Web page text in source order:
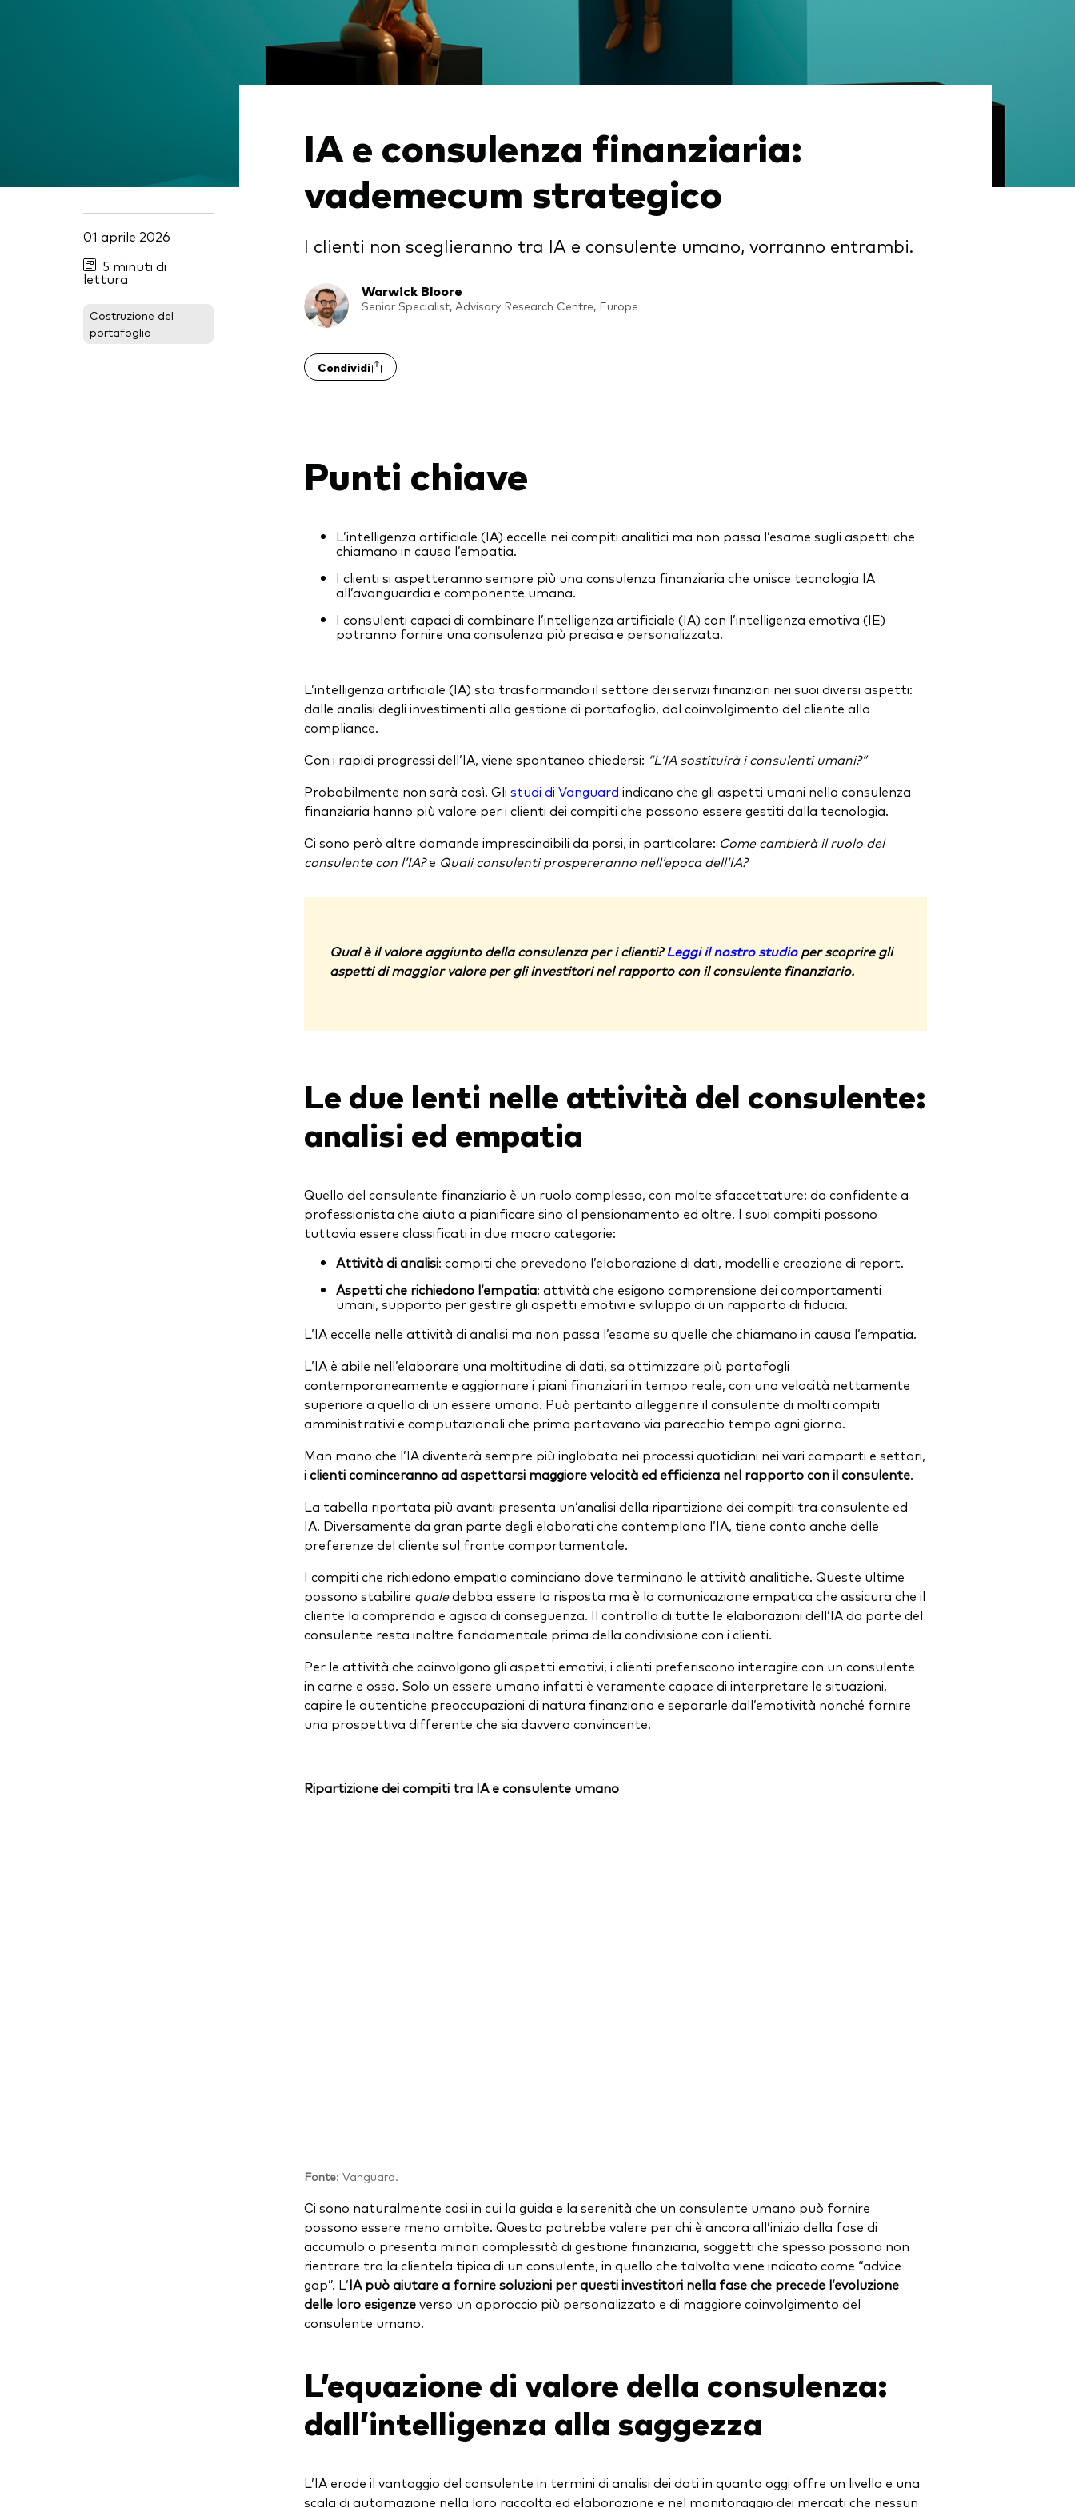
attiva
Portafogli Modello
Mercato monetario
01 aprile 2026
5 minuti di
lettura
Costruzione del
portafoglio
IA e consulenza finanziaria:
vademecum strategico
I clienti non sceglieranno tra IA e consulente umano, vorranno entrambi.
Warwick Bloore
Senior Specialist, Advisory Research Centre, Europe
Condividi
Punti chiave
L’intelligenza artificiale (IA) eccelle nei compiti analitici ma non passa l’esame sugli aspetti che
chiamano in causa l’empatia.
I clienti si aspetteranno sempre più una consulenza finanziaria che unisce tecnologia IA
all’avanguardia e componente umana.
I consulenti capaci di combinare l’intelligenza artificiale (IA) con l’intelligenza emotiva (IE)
potranno fornire una consulenza più precisa e personalizzata.
L’intelligenza artificiale (IA) sta trasformando il settore dei servizi finanziari nei suoi diversi aspetti:
dalle analisi degli investimenti alla gestione di portafoglio, dal coinvolgimento del cliente alla
compliance.
Con i rapidi progressi dell’IA, viene spontaneo chiedersi: “L’IA sostituirà i consulenti umani?”
Probabilmente non sarà così. Gli studi di Vanguard indicano che gli aspetti umani nella consulenza
finanziaria hanno più valore per i clienti dei compiti che possono essere gestiti dalla tecnologia.
Ci sono però altre domande imprescindibili da porsi, in particolare: Come cambierà il ruolo del
consulente con l’IA?e Quali consulenti prospereranno nell’epoca dell’IA?
Qual è il valore aggiunto della consulenza per i clienti?Leggi il nostro studioper scoprire gli
aspetti di maggior valore per gli investitori nel rapporto con il consulente finanziario.
Le due lenti nelle attività del consulente:
analisi ed empatia
Quello del consulente finanziario è un ruolo complesso, con molte sfaccettature: da confidente a
professionista che aiuta a pianificare sino al pensionamento ed oltre. I suoi compiti possono
tuttavia essere classificati in due macro categorie:
Attività di analisi: compiti che prevedono l’elaborazione di dati, modelli e creazione di report.
Aspetti che richiedono l’empatia: attività che esigono comprensione dei comportamenti
umani, supporto per gestire gli aspetti emotivi e sviluppo di un rapporto di fiducia.
L’IA eccelle nelle attività di analisi ma non passa l’esame su quelle che chiamano in causa l’empatia.
L’IA è abile nell’elaborare una moltitudine di dati, sa ottimizzare più portafogli
contemporaneamente e aggiornare i piani finanziari in tempo reale, con una velocità nettamente
superiore a quella di un essere umano. Può pertanto alleggerire il consulente di molti compiti
amministrativi e computazionali che prima portavano via parecchio tempo ogni giorno.
Man mano che l’IA diventerà sempre più inglobata nei processi quotidiani nei vari comparti e settori,
i clienti cominceranno ad aspettarsi maggiore velocità ed efficienza nel rapporto con il consulente.
La tabella riportata più avanti presenta un’analisi della ripartizione dei compiti tra consulente ed
IA. Diversamente da gran parte degli elaborati che contemplano l’IA, tiene conto anche delle
preferenze del cliente sul fronte comportamentale.
I compiti che richiedono empatia cominciano dove terminano le attività analitiche. Queste ultime
possono stabilire qualedebba essere la risposta ma è la comunicazione empatica che assicura che il
cliente la comprenda e agisca di conseguenza. Il controllo di tutte le elaborazioni dell’IA da parte del
consulente resta inoltre fondamentale prima della condivisione con i clienti.
Per le attività che coinvolgono gli aspetti emotivi, i clienti preferiscono interagire con un consulente
in carne e ossa. Solo un essere umano infatti è veramente capace di interpretare le situazioni,
capire le autentiche preoccupazioni di natura finanziaria e separarle dall’emotività nonché fornire
una prospettiva differente che sia davvero convincente.
Ripartizione dei compiti tra IA e consulente umano
Fonte: Vanguard.
Ci sono naturalmente casi in cui la guida e la serenità che un consulente umano può fornire
possono essere meno ambìte. Questo potrebbe valere per chi è ancora all’inizio della fase di
accumulo o presenta minori complessità di gestione finanziaria, soggetti che spesso possono non
rientrare tra la clientela tipica di un consulente, in quello che talvolta viene indicato come “advice
gap”. L’IA può aiutare a fornire soluzioni per questi investitori nella fase che precede l’evoluzione
delle loro esigenzeverso un approccio più personalizzato e di maggiore coinvolgimento del
consulente umano.
L’equazione di valore della consulenza:
dall’intelligenza alla saggezza
L’IA erode il vantaggio del consulente in termini di analisi dei dati in quanto oggi offre un livello e una
scala di automazione nella loro raccolta ed elaborazione e nel monitoraggio dei mercati che nessun